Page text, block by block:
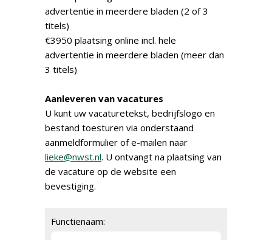
advertentie in meerdere bladen (2 of 3
titels)
€3950 plaatsing online incl. hele
advertentie in meerdere bladen (meer dan
3 titels)
Aanleveren van vacatures
U kunt uw vacaturetekst, bedrijfslogo en
bestand toesturen via onderstaand
aanmeldformulier of e-mailen naar
lieke@nwst.nl. U ontvangt na plaatsing van
de vacature op de website een
bevestiging.
Functienaam: